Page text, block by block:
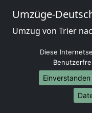
Umzüge-
Umzug von Trier
Umzug von Trier
Umzug von Trier
Umzug von Trier
Umzug von Trier
Umzug von Trier
Diese
Einverstanden